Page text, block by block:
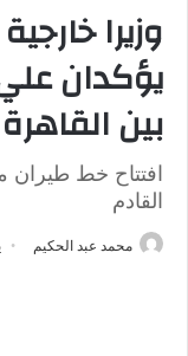
وزيرا
يؤكدان
بين
افتتاح خط طيران
القادم
محمد عبد الحكيم